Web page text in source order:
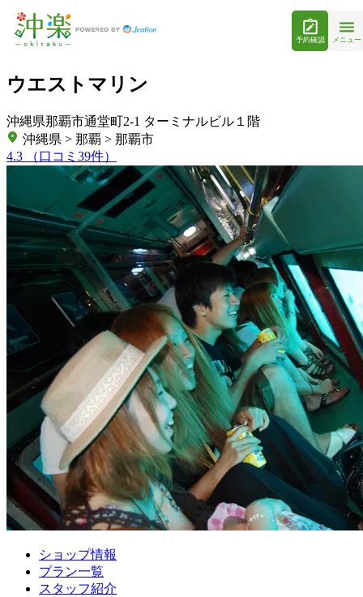
予約確認 メニュー
ウエストマリン
沖縄県那覇市通堂町2-1 ターミナルビル１階
沖縄県 > 那覇 > 那覇市
4.3
（口コミ39件）
ショップ情報
プラン一覧
スタッフ紹介